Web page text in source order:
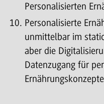
Personalisierten
Personalisierte
unmittelbar im
aber die
Datenzugang für